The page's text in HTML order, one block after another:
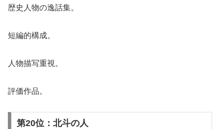
歴史人物の逸話集。
短編的構成。
人物描写重視。
評価作品。
第20位：北斗の人